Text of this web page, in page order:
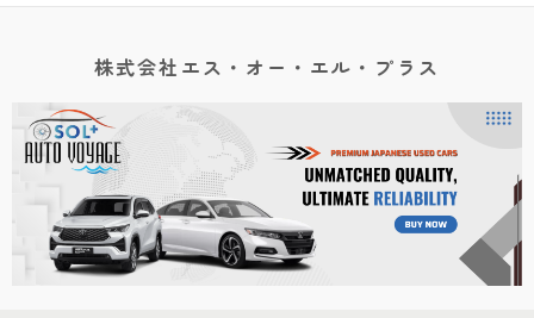
株式会社エス・オー・エル・プラス